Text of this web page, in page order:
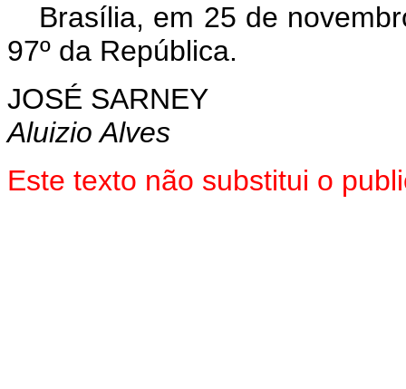
Brasília, em 25 de
97º da República.
JOSÉ SARNEY
Aluizio Alves
Este texto não substitui o